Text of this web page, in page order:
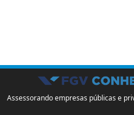
Assessorando empresas públicas e